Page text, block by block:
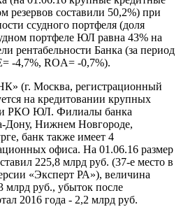
резервов составили 50,2%) при
ссудного портфеля (доля
портфеле ЮЛ равна 43% на
рентабельности Банка (за период
-4,7%, ROA= -0,7%).
Москва, регистрационный
на кредитовании крупных
и РКО ЮЛ. Филиалы банка
Дону, Нижнем Новгороде,
банк также имеет 4
офиса. На 01.06.16 размер
225,8 млрд руб. (37-е место в
«Эксперт РА»), величина
млрд руб., убыток после
2016 года - 2,2 млрд руб.